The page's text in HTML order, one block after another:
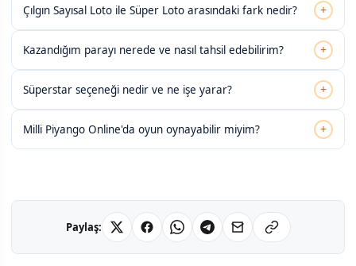
Çılgın Sayısal Loto ile Süper Loto arasındaki fark nedir? +
Kazandığım parayı nerede ve nasıl tahsil edebilirim? +
Süperstar seçeneği nedir ve ne işe yarar? +
Milli Piyango Online'da oyun oynayabilir miyim? +
Paylaş: